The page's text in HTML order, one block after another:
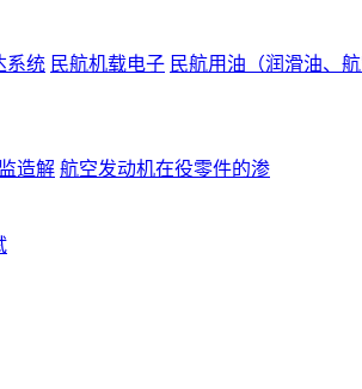
系统 民航机载电子 民航用油（润滑油、
造解 航空发动机在役零件的渗